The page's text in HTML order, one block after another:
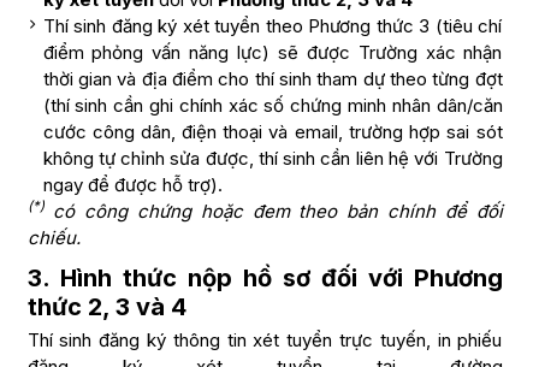
Thí sinh đăng ký xét tuyển theo Phương thức 3 (tiêu chí
điểm phỏng vấn năng lực) sẽ được Trường xác nhận
thời gian và địa điểm cho thí sinh tham dự theo từng đợt
(thí sinh cần ghi chính xác số chứng minh nhân dân/căn
cước công dân, điện thoại và email, trường hợp sai sót
không tự chỉnh sửa được, thí sinh cần liên hệ với Trường
ngay để được hỗ trợ).
(*)có công chứng hoặc đem theo bản chính để đối
chiếu.
3. Hình thức nộp hồ sơ đối với Phương
thức 2, 3 và 4
Thí sinh đăng ký thông tin xét tuyển trực tuyến, in phiếu